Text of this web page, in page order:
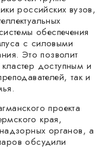
российских вузов,
обеспечения
с силовыми
Это позволит
доступным и
так и
проекта
края,
органов, а
обсудили